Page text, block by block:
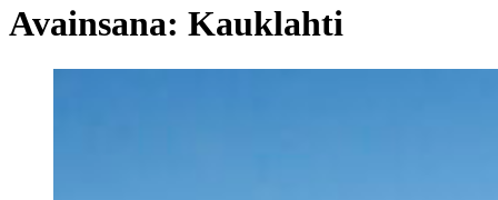
Avainsana: Kauklahti